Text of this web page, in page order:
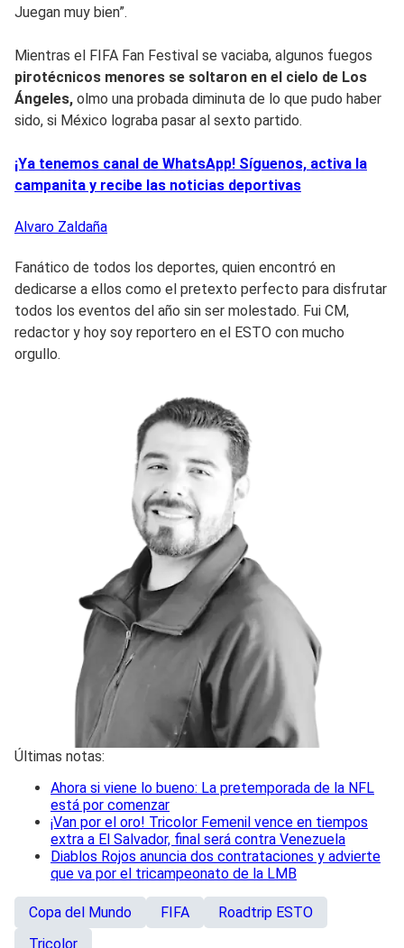
Juegan muy bien”.
Mientras el FIFA Fan Festival se vaciaba, algunos fuegos
pirotécnicos menores se soltaron en el cielo de Los
Ángeles, olmo una probada diminuta de lo que pudo haber
sido, si México lograba pasar al sexto partido.
¡Ya tenemos canal de WhatsApp! Síguenos, activa la
campanita y recibe las noticias deportivas
Alvaro Zaldaña
Fanático de todos los deportes, quien encontró en
dedicarse a ellos como el pretexto perfecto para disfrutar
todos los eventos del año sin ser molestado. Fui CM,
redactor y hoy soy reportero en el ESTO con mucho
orgullo.
Últimas notas:
Ahora si viene lo bueno: La pretemporada de la NFL
está por comenzar
¡Van por el oro! Tricolor Femenil vence en tiempos
extra a El Salvador, final será contra Venezuela
Diablos Rojos anuncia dos contrataciones y advierte
que va por el tricampeonato de la LMB
Copa del Mundo FIFA
Roadtrip ESTO
Tricolor